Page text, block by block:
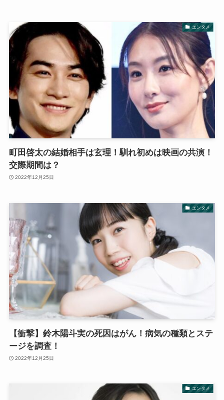
エンタメ
町田啓太の結婚相手は玄理！馴れ初めは映画の共演！
交際期間は？
2022年12月25日
エンタメ
【衝撃】鈴木陽斗実の死因はがん！病気の種類とステ
ージを調査！
2022年12月25日
エンタメ